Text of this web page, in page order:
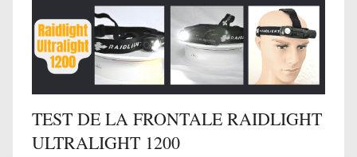
TEST DE LA FRONTALE RAIDLIGHT
ULTRALIGHT 1200